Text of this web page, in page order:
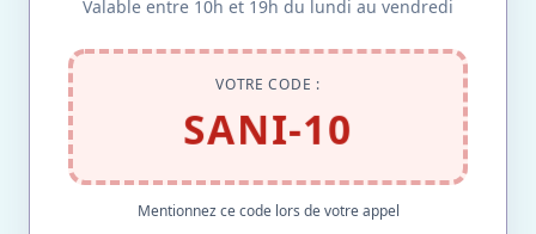
Valable entre 10h et 19h du lundi au vendredi
VOTRE CODE :
SANI-10
Mentionnez ce code lors de votre appel